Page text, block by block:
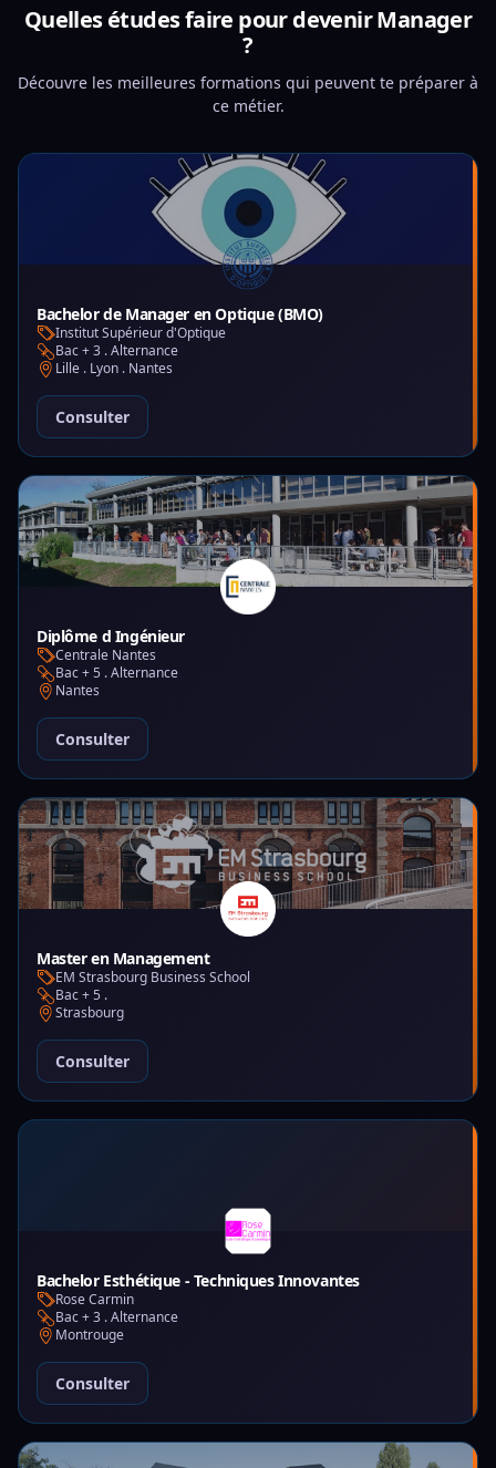
Quelles études faire pour devenir Manager
?
Découvre les meilleures formations qui peuvent te préparer à
ce métier.
Bachelor de Manager en Optique (BMO)
Institut Supérieur d'Optique
Bac + 3 . Alternance
Lille . Lyon . Nantes
Consulter
Diplôme d Ingénieur
Centrale Nantes
Bac + 5 . Alternance
Nantes
Consulter
Master en Management
EM Strasbourg Business School
Bac + 5 .
Strasbourg
Consulter
Bachelor Esthétique - Techniques Innovantes
Rose Carmin
Bac + 3 . Alternance
Montrouge
Consulter